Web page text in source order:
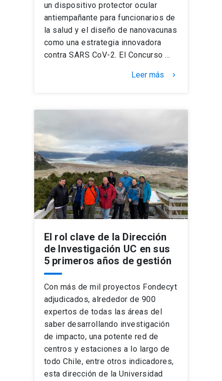
un dispositivo protector ocular
antiempañante para funcionarios de
la salud y el diseño de nanovacunas
como una estrategia innovadora
contra SARS CoV-2. El Concurso …
Leer más keyboard_arrow_right
El rol clave de la Dirección
de Investigación UC en sus
5 primeros años de gestión
Con más de mil proyectos Fondecyt
adjudicados, alrededor de 900
expertos de todas las áreas del
saber desarrollando investigación
de impacto, una potente red de
centros y estaciones a lo largo de
todo Chile, entre otros indicadores,
esta dirección de la Universidad